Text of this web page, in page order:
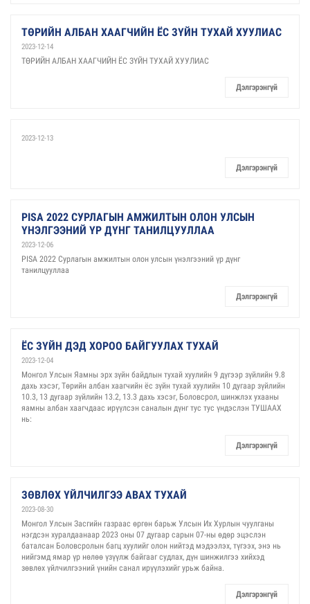
ТӨРИЙН АЛБАН ХААГЧИЙН ЁС ЗҮЙН ТУХАЙ ХУУЛИАС
2023-12-14
ТӨРИЙН АЛБАН ХААГЧИЙН ЁС ЗҮЙН ТУХАЙ ХУУЛИАС
Дэлгэрэнгүй
2023-12-13
Дэлгэрэнгүй
PISA 2022 СУРЛАГЫН АМЖИЛТЫН ОЛОН УЛСЫН
ҮНЭЛГЭЭНИЙ ҮР ДҮНГ ТАНИЛЦУУЛЛАА
2023-12-06
PISA 2022 Сурлагын амжилтын олон улсын үнэлгээний үр дүнг
танилцууллаа
Дэлгэрэнгүй
ЁС ЗҮЙН ДЭД ХОРОО БАЙГУУЛАХ ТУХАЙ
2023-12-04
Монгол Улсын Яамны эрх зүйн байдлын тухай хуулийн 9 дүгээр зүйлийн 9.8
дахь хэсэг, Төрийн албан хаагчийн ёс зүйн тухай хуулийн 10 дугаар зүйлийн
10.3, 13 дугаар зүйлийн 13.2, 13.3 дахь хэсэг, Боловсрол, шинжлэх ухааны
яамны албан хаагчдаас ирүүлсэн саналын дүнг тус тус үндэслэн ТУШААХ
нь:
Дэлгэрэнгүй
ЗӨВЛӨХ ҮЙЛЧИЛГЭЭ АВАХ ТУХАЙ
2023-08-30
Монгол Улсын Засгийн газраас өргөн барьж Улсын Их Хурлын чуулганы
нэгдсэн хуралдаанаар 2023 оны 07 дугаар сарын 07-ны өдөр эцэслэн
баталсан Боловсролын багц хуулийг олон нийтэд мэдээлэх, түгээх, энэ нь
нийгэмд ямар үр нөлөө үзүүлж байгааг судлах, дүн шинжилгээ хийхэд
зөвлөх үйлчилгээний үнийн санал ирүүлэхийг урьж байна.
Дэлгэрэнгүй